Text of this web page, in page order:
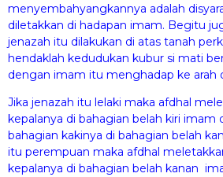
menyembahyangkannya adalah
diletakkan di hadapan imam. Begitu
jenazah itu dilakukan di atas tanah
hendaklah kedudukan kubur si mati
dengan imam itu menghadap ke arah
Jika jenazah itu lelaki maka afdhal
kepalanya di bahagian belah kiri imam
bahagian kakinya di bahagian belah
itu perempuan maka afdhal
kepalanya di bahagian belah kanan